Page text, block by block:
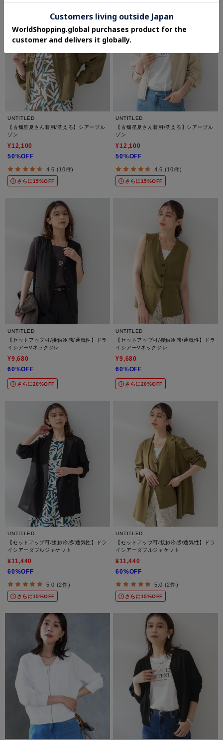
UNTITLED
【古畑星夏さん着用/洗える】シアーブル
ゾン
¥12,100
50%OFF
4.6 (10件)
さらに15%OFF
UNTITLED
【古畑星夏さん着用/洗える】シアーブル
ゾン
¥12,100
50%OFF
4.6 (10件)
さらに15%OFF
UNTITLED
【セットアップ可/接触冷感/通気性】ドラ
イシアーVネックジレ
¥9,680
60%OFF
さらに20%OFF
UNTITLED
【セットアップ可/接触冷感/通気性】ドラ
イシアーVネックジレ
¥9,680
60%OFF
さらに20%OFF
UNTITLED
【セットアップ可/接触冷感/通気性】ドラ
イシアーダブルジャケット
¥11,440
60%OFF
5.0 (2件)
さらに15%OFF
UNTITLED
【セットアップ可/接触冷感/通気性】ドラ
イシアーダブルジャケット
¥11,440
60%OFF
5.0 (2件)
さらに15%OFF